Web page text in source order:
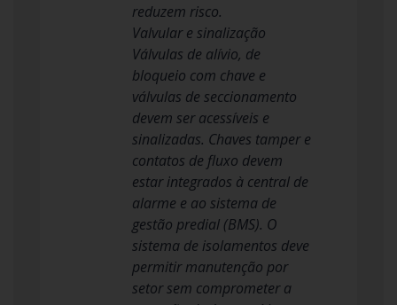
reduzem risco.
Valvular e sinalização
Válvulas de alívio, de
bloqueio com chave e
válvulas de seccionamento
devem ser acessíveis e
sinalizadas. Chaves tamper e
contatos de fluxo devem
estar integrados à central de
alarme e ao sistema de
gestão predial (BMS). O
sistema de isolamentos deve
permitir manutenção por
setor sem comprometer a